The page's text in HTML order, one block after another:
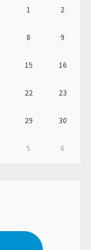
1 2
8 9
15 16
22 23
29 30
5 6